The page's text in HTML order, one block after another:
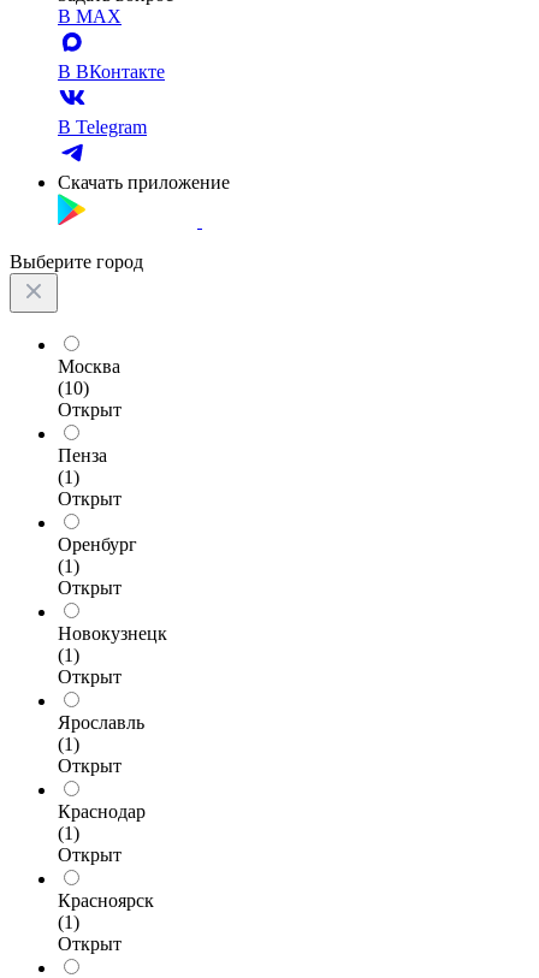
В MAX
В ВКонтакте
В Telegram
Скачать приложение
Выберите город
Москва
(10)
Открыт
Пенза
(1)
Открыт
Оренбург
(1)
Открыт
Новокузнецк
(1)
Открыт
Ярославль
(1)
Открыт
Краснодар
(1)
Открыт
Красноярск
(1)
Открыт